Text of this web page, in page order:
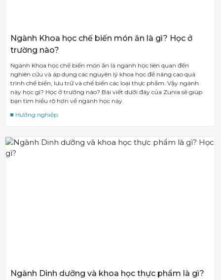
Ngành Khoa học chế biến món ăn là gì? Học ở
trường nào?
Ngành Khoa học chế biến món ăn là ngành học liên quan đến
nghiên cứu và áp dụng các nguyên lý khoa học để nâng cao quá
trình chế biến, lưu trữ và chế biến các loại thực phẩm. Vậy ngành
này học gì? Học ở trường nào? Bài viết dưới đây của Zunia sẽ giúp
bạn tìm hiểu rõ hơn về ngành học này.
Hướng nghiệp
Ngành Dinh dưỡng và khoa học thực phẩm là gì?